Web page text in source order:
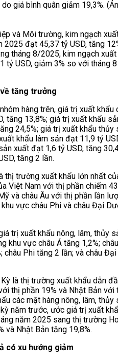
giá bình quân giảm 19,3%.
và Môi trường, kim ngạch
2025 đạt 45,37 tỷ USD, tăng
tháng 8/2025, kim ngạch xuất
tỷ USD, giảm 3% so với tháng
tăng trưởng
hàng trên, giá trị xuất khẩu
tăng 13,8%; giá trị xuất khẩu
24,5%; giá trị xuất khẩu thủy
khẩu lâm sản đạt 11,9 tỷ
xuất đạt 1,6 tỷ USD, tăng
tăng 2 lần.
thị trường xuất khẩu lớn nhất
Việt Nam với thị phần chiếm
và châu Âu với thị phần lần
vực châu Phi và châu Đại
trị xuất khẩu nông, lâm, thủy
khu vực châu Á tăng 1,2%;
châu Phi tăng 2 lần; và châu
là thị trường xuất khẩu dẫn
thị phần 19% và Nhật Bản với
các mặt hàng nông, lâm, thủy
năm trước, ước giá trị xuất
năm 2025 sang thị trường
và Nhật Bản tăng 19,8%.
có xu hướng giảm